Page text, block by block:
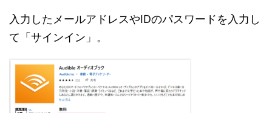
入力したメールアドレスやIDのパスワードを入力し
て「サインイン」。